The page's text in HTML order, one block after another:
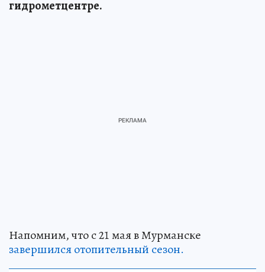
гидрометцентре.
Напомним, что с 21 мая в Мурманске
завершился отопительный сезон.